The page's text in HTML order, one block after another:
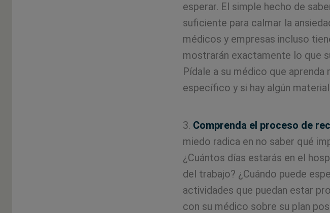
esperar. El simple hecho de
suficiente para calmar la
médicos y empresas incluso
mostrarán exactamente lo que
Pídale a su médico que
específico y si hay algún
3. Comprenda el proceso de
miedo radica en no saber qué
¿Cuántos días estarás en el
del trabajo? ¿Cuándo puede
actividades que puedan estar
con su médico sobre su plan